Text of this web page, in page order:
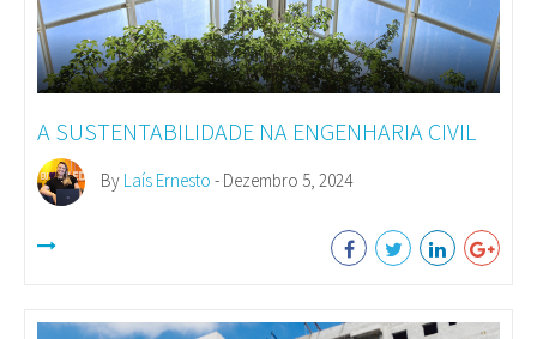
A SUSTENTABILIDADE NA ENGENHARIA CIVIL
By Laís Ernesto - Dezembro 5, 2024